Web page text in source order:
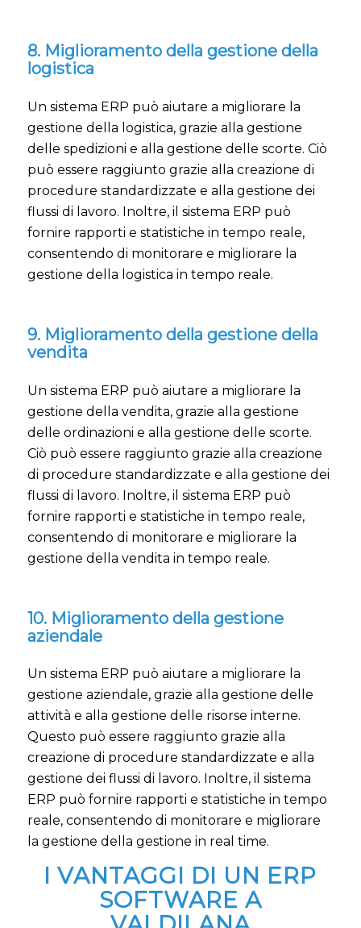
8. Miglioramento della gestione della
logistica
Un sistema ERP può aiutare a migliorare la
gestione della logistica, grazie alla gestione
delle spedizioni e alla gestione delle scorte. Ciò
può essere raggiunto grazie alla creazione di
procedure standardizzate e alla gestione dei
flussi di lavoro. Inoltre, il sistema ERP può
fornire rapporti e statistiche in tempo reale,
consentendo di monitorare e migliorare la
gestione della logistica in tempo reale.
9. Miglioramento della gestione della
vendita
Un sistema ERP può aiutare a migliorare la
gestione della vendita, grazie alla gestione
delle ordinazioni e alla gestione delle scorte.
Ciò può essere raggiunto grazie alla creazione
di procedure standardizzate e alla gestione dei
flussi di lavoro. Inoltre, il sistema ERP può
fornire rapporti e statistiche in tempo reale,
consentendo di monitorare e migliorare la
gestione della vendita in tempo reale.
10. Miglioramento della gestione
aziendale
Un sistema ERP può aiutare a migliorare la
gestione aziendale, grazie alla gestione delle
attività e alla gestione delle risorse interne.
Questo può essere raggiunto grazie alla
creazione di procedure standardizzate e alla
gestione dei flussi di lavoro. Inoltre, il sistema
ERP può fornire rapporti e statistiche in tempo
reale, consentendo di monitorare e migliorare
la gestione della gestione in real time.
I VANTAGGI DI UN ERP
SOFTWARE A